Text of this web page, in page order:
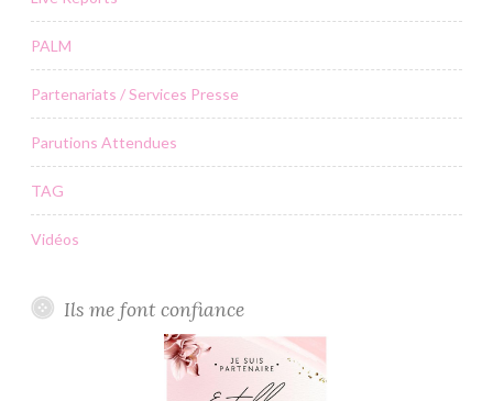
PALM
Partenariats / Services Presse
Parutions Attendues
TAG
Vidéos
Ils me font confiance